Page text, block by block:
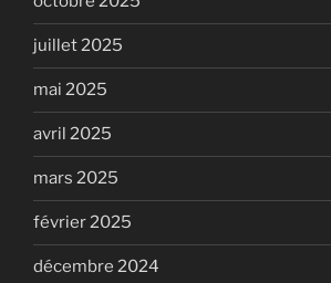
juillet 2025
mai 2025
avril 2025
mars 2025
février 2025
décembre 2024